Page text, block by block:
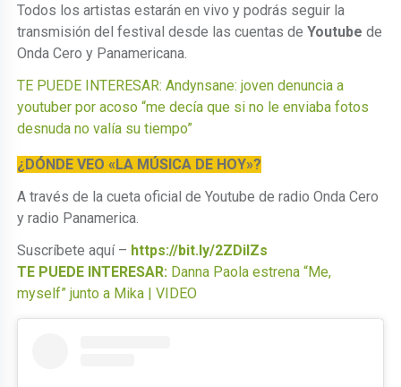
Todos los artistas estarán en vivo y podrás seguir la
transmisión del festival desde las cuentas deYoutubede
Onda Cero y Panamericana.
TE PUEDE INTERESAR: Andynsane: joven denuncia a
youtuber por acoso “me decía que si no le enviaba fotos
desnuda no valía su tiempo”
¿DÓNDE VEO «LA MÚSICA DE HOY»?
A través de la cueta oficial de Youtube de radio Onda Cero
y radio Panamerica.
Suscríbete aquí – https://bit.ly/2ZDilZs
TE PUEDE INTERESAR: Danna Paola estrena “Me,
myself” junto a Mika | VIDEO